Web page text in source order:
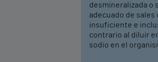
desmineralizada o
adecuado de
insuficiente e
contrario al diluir
sodio en el